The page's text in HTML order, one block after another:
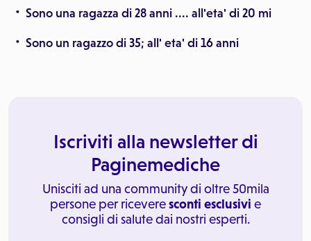
Sono una ragazza di 28 anni .... all'eta' di 20 mi
Sono un ragazzo di 35; all' eta' di 16 anni
Iscriviti alla newsletter di
Paginemediche
Unisciti ad una community di oltre 50mila
persone per riceveresconti esclusivi e
consigli di salute dai nostri esperti.